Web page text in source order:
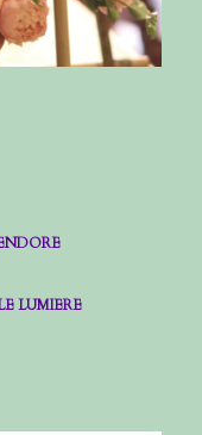
LUMIERE